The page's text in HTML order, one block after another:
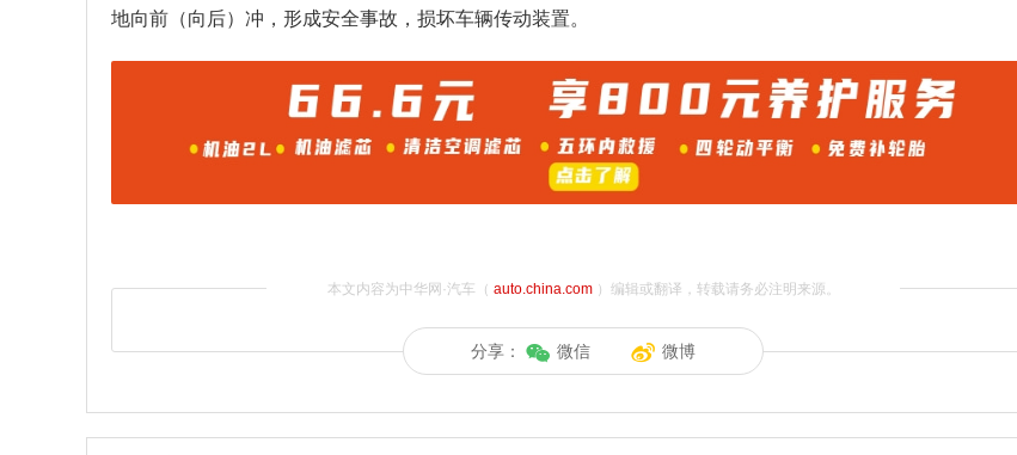
地向前（向后）冲，形成安全事故，损坏车辆传动装置。
本文内容为中华网·汽车（ auto.china.com）编辑或翻译，转载请务必注明来源。
分享： 微信 微博